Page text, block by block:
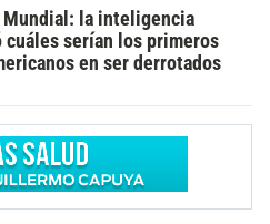
Mundial: la inteligencia
serían los primeros
en ser derrotados